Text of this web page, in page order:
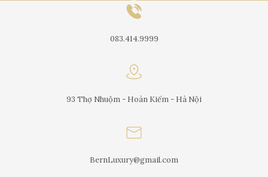
083.414.9999
93 Thợ Nhuộm - Hoàn Kiếm - Hà Nội
BernLuxury@gmail.com